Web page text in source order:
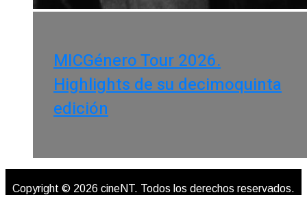
MICGénero Tour 2026.
Highlights de su decimoquinta
edición
Copyright © 2026 cineNT. Todos los derechos reservados.